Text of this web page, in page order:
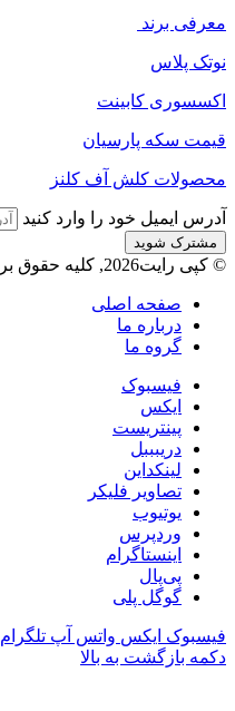
معرفی برند
نوتک پلاس
اکسسوری کابینت
قیمت سکه پارسیان
محصولات کلش آف کلنز
آدرس ایمیل خود را وارد کنید
© کپی رایت2026, کلیه حقوق برای دیدگاه پلاس محفوظ است.
صفحه اصلی
درباره ما
گروه ما
فیسبوک
ایکس
پینتریست
دریبببل
لینکداین
تصاویر فلیکر
یوتیوب
وردپرس
اینستاگرام
پی‌پال
گوگل پلی
فیسبوک ایکس واتس آپ تلگرام
دکمه بازگشت به بالا